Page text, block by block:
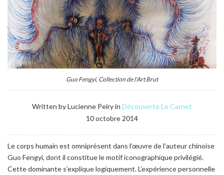
Guo Fengyi, Collection de l'Art Brut
Written by Lucienne Peiry in DécouverteLe Carnet
10 octobre 2014
Le corps humain est omniprésent dans l’œuvre de l’auteur chinoise
Guo Fengyi, dont il constitue le motif iconographique privilégié.
Cette dominante s’explique logiquement. L’expérience personnelle